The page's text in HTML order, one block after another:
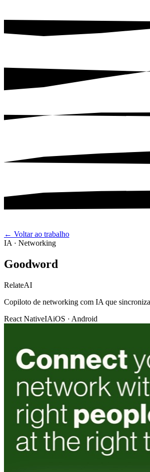
← Voltar ao trabalho
IA · Networking
Goodword
RelateAI
Copiloto de networking com IA que sincroniza
React NativeIAiOS · Android